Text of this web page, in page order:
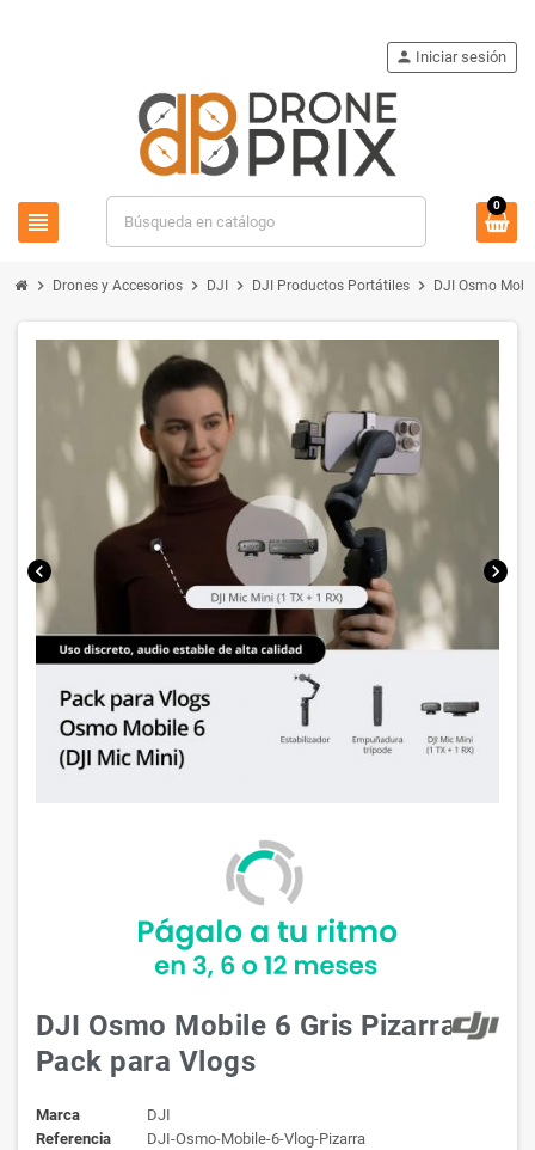
view_headline
person Iniciar sesión
0
chevron_right Drones y Accesorios chevron_right DJI chevron_right DJI Productos Portátiles chevron_right DJI Osmo
chevron_left chevron_right
DJI Osmo Mobile 6 Gris Pizarra
Pack para Vlogs
Marca
DJI
Referencia
DJI-Osmo-Mobile-6-Vlog-Pizarra